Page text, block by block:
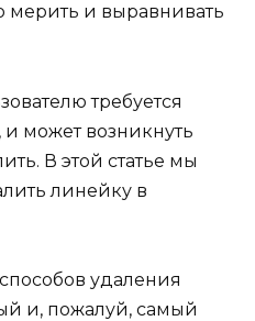
мерить и выравнивать
требуется
и может возникнуть
В этой статье мы
линейку в
удаления
и, пожалуй, самый